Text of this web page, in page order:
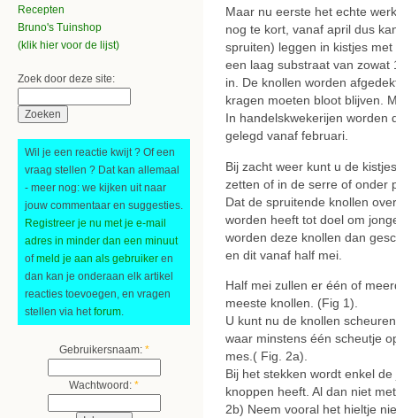
Recepten
Bruno's Tuinshop
(klik hier voor de lijst)
Zoek door deze site:
Wil je een reactie kwijt ? Of een
vraag stellen ? Dat kan allemaal
- meer nog: we kijken uit naar
jouw commentaar en suggesties.
Registreer je nu met je e-mail
adres in minder dan een minuut
ofmeld je aan als gebruiker en
dan kan je onderaan elk artikel
reacties toevoegen, en vragen
stellen via hetforum.
Gebruikersnaam: *
Wachtwoord: *
Maar nu eerste het echte
nog te kort, vanaf april dus
spruiten) leggen in kistjes
een laag substraat van zowat
in. De knollen worden
kragen moeten bloot blijven.
In handelskwekerijen worden
gelegd vanaf februari.
Bij zacht weer kunt u de
zetten of in de serre of onder
Dat de spruitende knollen
worden heeft tot doel om
worden deze knollen dan
en dit vanaf half mei.
Half mei zullen er één of
meeste knollen. (Fig 1).
U kunt nu de knollen
waar minstens één scheutje
mes.( Fig. 2a).
Bij het stekken wordt enkel
knoppen heeft. Al dan niet
2b) Neem vooral het hieltje